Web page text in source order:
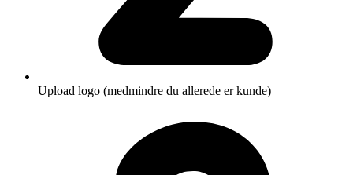
Upload logo (medmindre du allerede er kunde)